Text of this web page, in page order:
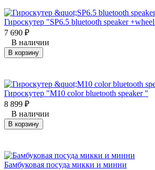
Гироскутер "SP6.5 bluetooth speaker
7 690 ₽
В наличии
В корзину
Гироскутер "M10 color bluetooth speaker "
8 899 ₽
В наличии
В корзину
Бамбуковая посуда микки и минни